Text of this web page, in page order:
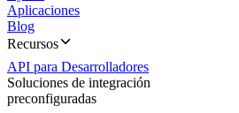
Aplicaciones
Blog
Recursos
API para Desarrolladores
Soluciones de integración
preconfiguradas